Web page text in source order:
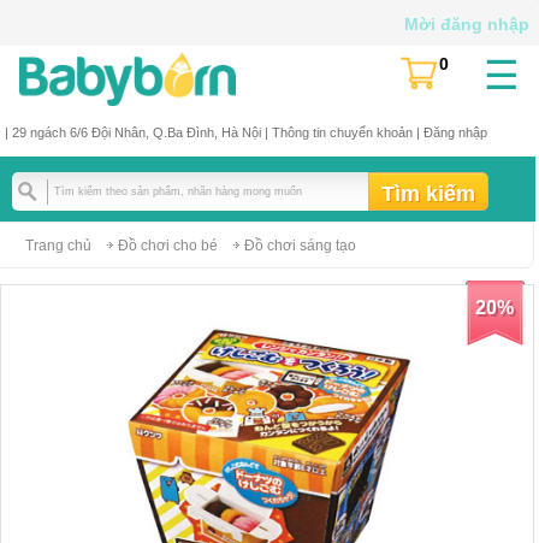
| 29 ngách 6/6 Đội Nhân, Q.Ba Đình, Hà Nội | Thông tin chuyển khoản| Đăng nhập
☰
(
0
Mời đăng nhập
Trang chủ Đồ chơi cho bé Đồ chơi sáng tạo
20%